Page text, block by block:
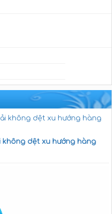
không dệt xu hướng hàng